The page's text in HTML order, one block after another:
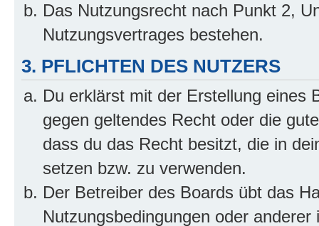
Das Nutzungsrecht nach Punkt 2,
Nutzungsvertrages bestehen.
3. PFLICHTEN DES NUTZERS
Du erklärst mit der Erstellung eines
gegen geltendes Recht oder die
dass du das Recht besitzt, die in
setzen bzw. zu verwenden.
Der Betreiber des Boards übt das
Nutzungsbedingungen oder